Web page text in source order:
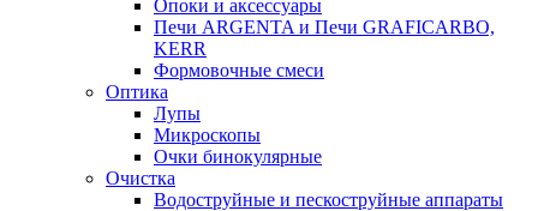
Опоки и аксессуары
Печи ARGENTA и Печи GRAFICARBO,
KERR
Формовочные смеси
Оптика
Лупы
Микроскопы
Очки бинокулярные
Очистка
Водоструйные и пескоструйные аппараты